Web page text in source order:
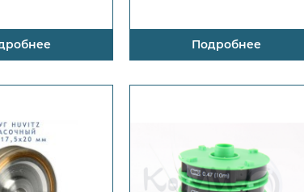
Подробнее